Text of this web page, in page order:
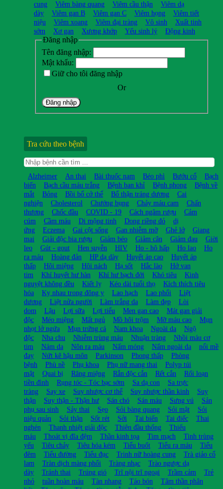
cung
Viêm bàng quang Viêm cầu thận
Viêm dạ
dày
Viêm gan B Viêm gan C Viêm họng
Viêm tiết
niệu
Viêm xoang Viêm đại tràng Vô sinh
Xuất tinh
sớm
Xơ gan Xương khớp Yếu sinh lý Động kinh
Đăng nhập
Tên đăng nhập:
Mật khẩu:
Giữ cho tôi đăng nhập
Or
Đăng nhập
Tra cứu theo bệnh
Alzheimer An thai Bài thuốc nam Béo phì Bướu cổ
Bạch
biến
Bạch cầu máu trắng Bệnh ban khỉ Bệnh phong
Bệnh về
mắt
Bỏng Bồi bổ cở thể Bổ thận tráng dương
Cai
nghiện
Cholesterol Chướng bụng Chảy máu cam
Chấn
thương
Chốc đầu COVID - 19 Cách ngâm rượu
Cảm
cúm
Cầm máu Di mộng tinh Dong riềng đỏ
dị
ứng
Eczema Gai cột sống Gan nhiễm mỡ Ghẻ lở
Giang
mai
Giải độc bia rượu Giảm béo Giảm cân Giảm đau
Giời
leo
Gút - gout Hen suyễn HIV Ho - hô hấp Ho lao
Ho
ra máu
Hoàng đản HP dạ dày Huyết áp cao
Huyết áp
thấp
Hôi miệng Hôi nách Hạ sốt Hắc lào
Hở van
tim
Khí huyết hư hàn Khí hư bạch đới Khó tiêu
Kinh
nguyệt không đều
Kiết lỵ Kéo dài tuổi thọ
Kích thích tiêu
hóa
Kỵ nhau trong đông y Lao hạch Lao phổi
Liệt
dương
Liệt nửa người Làm trắng da Làm đẹp
Lòi
dom
Lậu Lợi sữa Lợi tiểu Men gan cao
Mát gan giải
độc
Méo miệng Mất ngủ Mồ hôi trộm Mỡ máu cao
Mụn
nhọt lở ngứa
Mụn trứng cá Nam khoa Ngoài da
Ngộ
độc
Nha chu Nhiễm trùng máu Nhuận tràng
Nhồi máu cơ
tim
Nám da Nôn ra máu Nấm móng Nấm ngoài da
nổi mề
đay
Nứt kẽ hậu môn Parkinson Phong thấp
Phòng
bệnh
Phù nề Phụ khoa Phụ nữ mang thai
Polyp túi
mật
Quai bị Răng miệng Rắn độc cắn Rết cắn
Rối loạn
tiền đình
Rụng tóc - Tóc bạc sớm Sa dạ con
Sa trực
tràng
Say xe Suy nhược cơ thể Suy nhược thần kinh
Suy
thận
Suy thận - Thận hư Sán chó Sán máu Sưng vú
Sản
phụ sau sinh
Sảy thai Sẹo Sỏi bàng quang Sỏi mật
Sỏi
niệu quản
Sỏi thận Sốt rét Sởi Tai biến Tai điếc
Thai
nghén
Thanh nhiệt giải độc Thiên đầu thống
Thiếu
máu
Thoát vị đĩa đệm Thần kinh tọa Tim mạch
Tinh trùng
yếu
Tiêu chảy Tiêu hóa kém Tiểu buốt Tiểu ra máu
Tiểu
đêm
Tiểu đường Tiểu đục Trinh nữ hoàng cung
Trà giảo cổ
lam
Tràn dịch màng phổi Tràng nhạc
Trào ngược dạ
dày
Tránh thai Trúng gió Trĩ nội trĩ ngoại Trầm cảm
Trẻ
nhỏ
tuần hoàn máu Tàn nhang Táo bón
Tâm thần phân